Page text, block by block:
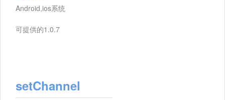
Android,ios系统
可提供的1.0.7
setChannel